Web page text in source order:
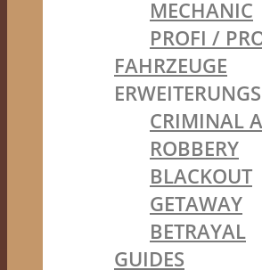
MECHANIC
PROFI /
FAHRZEUGE
CRIMINAL
ROBBERY
BLACKOUT
GETAWAY
BETRAYAL
GUIDES